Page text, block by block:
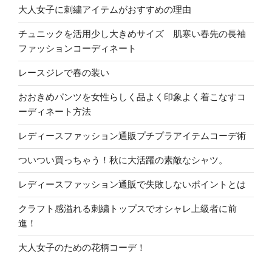
大人女子に刺繍アイテムがおすすめの理由
チュニックを活用少し大きめサイズ 肌寒い春先の長袖
ファッションコーディネート
レースジレで春の装い
おおきめパンツを女性らしく品よく印象よく着こなすコ
ーディネート方法
レディースファッション通販プチプラアイテムコーデ術
ついつい買っちゃう！秋に大活躍の素敵なシャツ。
レディースファッション通販で失敗しないポイントとは
クラフト感溢れる刺繍トップスでオシャレ上級者に前
進！
大人女子のための花柄コーデ！